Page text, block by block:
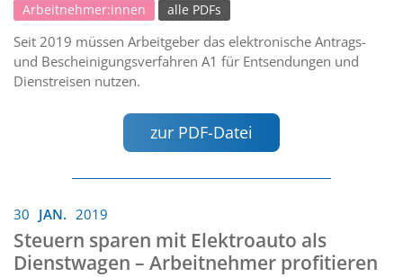
Arbeitnehmer:innen alle PDFs
Seit 2019 müssen Arbeitgeber das elektronische Antrags-
und Bescheinigungsverfahren A1 für Entsendungen und
Dienstreisen nutzen.
zur PDF-Datei
30 JAN. 2019
Steuern sparen mit Elektroauto als
Dienstwagen – Arbeitnehmer profitieren